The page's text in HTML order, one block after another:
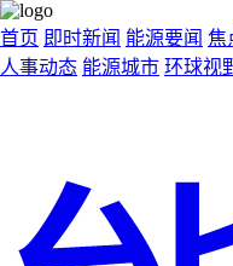
首页 即时新闻 能源要闻 焦
人事动态 能源城市 环球视